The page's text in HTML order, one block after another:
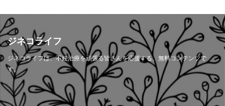
ジネコライフ
ジネコライフは、不妊治療を頑張る皆さんを応援する、無料コンテンツで
す。